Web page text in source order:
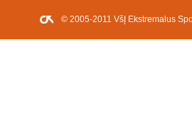
© 2005-2011 VšĮ Ekstremalus